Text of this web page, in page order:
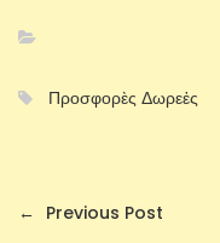
Προσφορὲς Δωρεἐς
← Previous Post